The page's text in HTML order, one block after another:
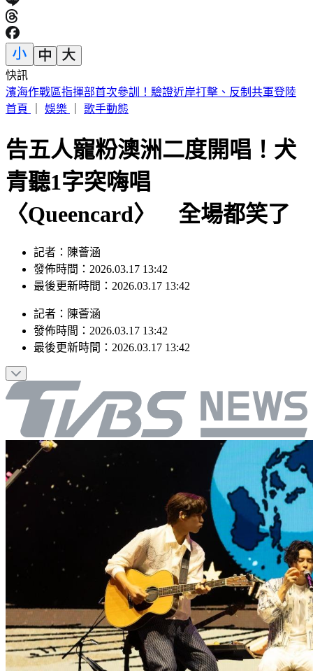
快訊
快訊／遲未退房！高雄男「全裸陳屍旅館內」 工作人員揭異
狀
告五人寵粉澳洲二度開唱！犬
青聽1字突嗨唱
〈Queencard〉 全場都笑了
記者：陳薈涵
發佈時間：2026.03.17 13:42
記者：陳薈涵
發佈時間：2026.03.17 13:42